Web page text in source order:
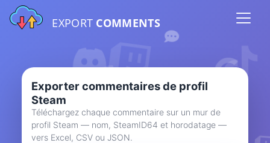
EXPORT COMMENTS
Exporter commentaires de profil
Steam
Téléchargez chaque commentaire sur un mur de
profil Steam — nom, SteamID64 et horodatage —
vers Excel, CSV ou JSON.